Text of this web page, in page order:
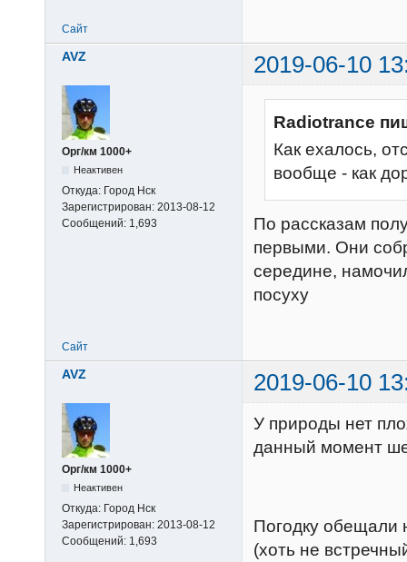
Сайт
AVZ 2019-06-10
Орг/км 1000+
Неактивен
Откуда: Город Нск
Зарегистрирован: 2013-08-12
Сообщений: 1,693
Radiotrance
Как ехалось,
вообще - как
По рассказам
первыми. Они
середине,
посуху
Сайт
AVZ 2019-06-10
Орг/км 1000+
Неактивен
Откуда: Город Нск
Зарегистрирован: 2013-08-12
Сообщений: 1,693
У природы нет
данный момент
Погодку обещали
(хоть не